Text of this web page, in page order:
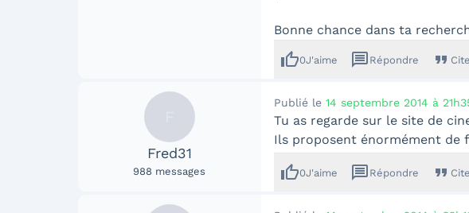
Bonne chance dans ta
thumb_up0J'aime message Répondre format_quote
Fred31
988 messages
Publié le 14 septembre 2014 à
Tu as regarde sur le site de
Ils proposent énormément de
thumb_up0J'aime message Répondre format_quote